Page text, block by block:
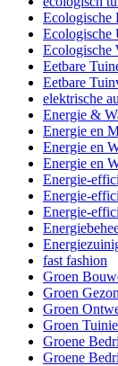
Ecologische
Ecologische
Ecologische
Eetbare
Eetbare
elektrische
Energie &
Energie en
Energie en
Energie en
Energie-
Energie-
Energie-
fast fashion
Groen
Groen
Groen
Groen
Groene
Groene